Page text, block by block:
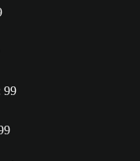
99